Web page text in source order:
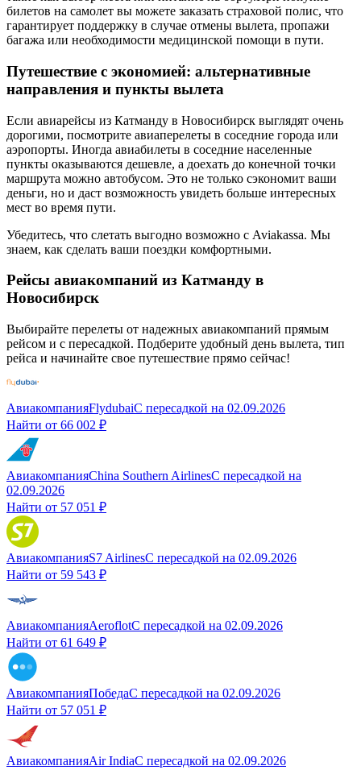
билетов на самолет вы можете заказать страховой полис, что
гарантирует поддержку в случае отмены вылета, пропажи
багажа или необходимости медицинской помощи в пути.
Путешествие с экономией: альтернативные
направления и пункты вылета
Если авиарейсы из Катманду в Новосибирск выглядят очень
дорогими, посмотрите авиаперелеты в соседние города или
аэропорты. Иногда авиабилеты в соседние населенные
пункты оказываются дешевле, а доехать до конечной точки
маршрута можно автобусом. Это не только сэкономит ваши
деньги, но и даст возможность увидеть больше интересных
мест во время пути.
Убедитесь, что слетать выгодно возможно с Aviakassa. Мы
знаем, как сделать ваши поездки комфортными.
Рейсы авиакомпаний из Катманду в
Новосибирск
Выбирайте перелеты от надежных авиакомпаний прямым
рейсом и с пересадкой. Подберите удобный день вылета, тип
рейса и начинайте свое путешествие прямо сейчас!
АвиакомпанияFlydubaiС пересадкой на 02.09.2026
Найти от 66 002 ₽
АвиакомпанияChina Southern AirlinesС пересадкой на
02.09.2026
Найти от 57 051 ₽
АвиакомпанияS7 AirlinesС пересадкой на 02.09.2026
Найти от 59 543 ₽
АвиакомпанияAeroflotС пересадкой на 02.09.2026
Найти от 61 649 ₽
АвиакомпанияПобедаС пересадкой на 02.09.2026
Найти от 57 051 ₽
АвиакомпанияAir IndiaС пересадкой на 02.09.2026